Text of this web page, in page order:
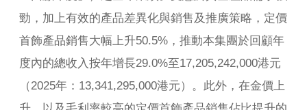
勁，加上有效的產品差異化與銷售及推廣策略，定價
首飾產品銷售大幅上升50.5%，推動本集團於回顧年
度內的總收入按年增長29.0%至17,205,242,000港元
（2025年：13,341,295,000港元）。此外，在金價上